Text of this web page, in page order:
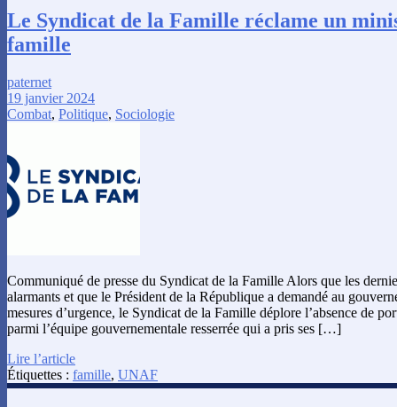
Le Syndicat de la Famille réclame un
famille
paternet
19 janvier 2024
Combat, Politique, Sociologie
Communiqué de presse du Syndicat de la Famille Alors que les
alarmants et que le Président de la République a demandé au
mesures d’urgence, le Syndicat de la Famille déplore l’absence de
parmi l’équipe gouvernementale resserrée qui a pris ses […]
Lire l’article
Étiquettes : famille, UNAF